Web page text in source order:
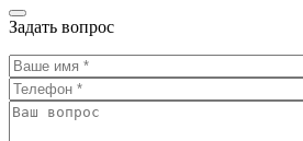
Задать вопрос